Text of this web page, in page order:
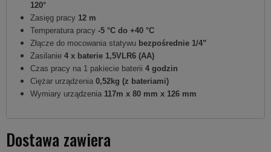
120°
Zasięg pracy 12 m
Temperatura pracy -5 °C do +40 °C
Złącze do mocowania statywu bezpośrednie 1/4”
Zasilanie 4 x baterie 1,5VLR6 (AA)
Czas pracy na 1 pakiecie baterii 4 godzin
Ciężar urządzenia 0,52kg (z bateriami)
Wymiary urządzenia 117m x 80 mm x 126 mm
Dostawa zawiera